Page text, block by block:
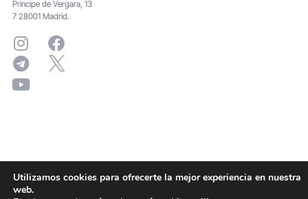
Principe de Vergara, 13
7 28001 Madrid.
Utilizamos cookies para ofrecerte la mejor experiencia en nuestra
web.